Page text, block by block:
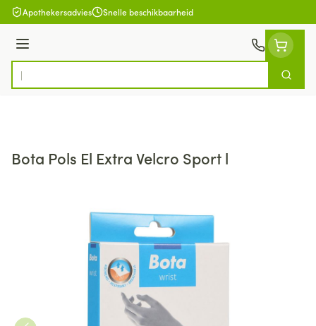
Ga naar de inhoud
Apothekersadvies Snelle beschikbaarheid
Menu
Product, merk, categorie...
Zoek
Bota Pols El Extra Velcro Sport l